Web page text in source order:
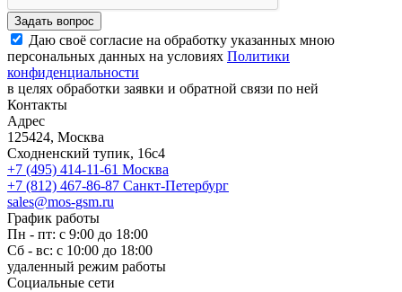
Задать вопрос
Даю своё согласие на обработку указанных мною
персональных данных на условиях Политики
конфиденциальности
в целях обработки заявки и обратной связи по ней
Контакты
Адрес
125424, Москва
Сходненский тупик, 16с4
+7 (495) 414-11-61 Москва
+7 (812) 467-86-87 Санкт-Петербург
sales@mos-gsm.ru
График работы
Пн - пт: с 9:00 до 18:00
Сб - вс: с 10:00 до 18:00
удаленный режим работы
Социальные сети